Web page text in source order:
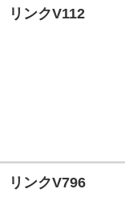
リンクV112
リンクV796